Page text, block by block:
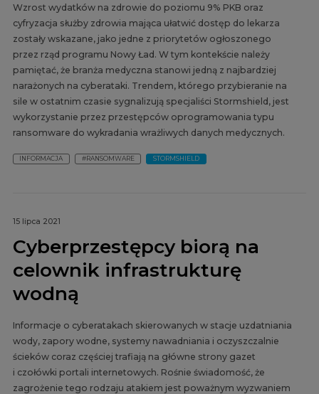
Wzrost wydatków na zdrowie do poziomu 9% PKB oraz
cyfryzacja służby zdrowia mająca ułatwić dostęp do lekarza
zostały wskazane, jako jedne z priorytetów ogłoszonego
przez rząd programu Nowy Ład. W tym kontekście należy
pamiętać, że branża medyczna stanowi jedną z najbardziej
narażonych na cyberataki. Trendem, którego przybieranie na
sile w ostatnim czasie sygnalizują specjaliści Stormshield, jest
wykorzystanie przez przestępców oprogramowania typu
ransomware do wykradania wrażliwych danych medycznych.
INFORMACJA #RANSOMWARE STORMSHIELD
15 lipca 2021
Cyberprzestępcy biorą na
celownik infrastrukturę
wodną
Informacje o cyberatakach skierowanych w stacje uzdatniania
wody, zapory wodne, systemy nawadniania i oczyszczalnie
ścieków coraz częściej trafiają na główne strony gazet
i czołówki portali internetowych. Rośnie świadomość, że
zagrożenie tego rodzaju atakiem jest poważnym wyzwaniem